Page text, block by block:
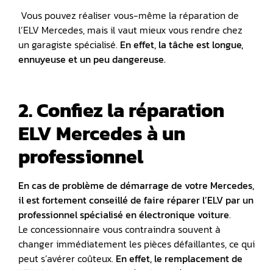
Vous pouvez réaliser vous-même la réparation de
l’ELV Mercedes, mais il vaut mieux vous rendre chez
un garagiste spécialisé. En effet, la tâche est longue,
ennuyeuse et un peu dangereuse.
2. Confiez la réparation
ELV Mercedes à un
professionnel
En cas de problème de démarrage de votre Mercedes,
il est fortement conseillé de faire réparer l’ELV par un
professionnel spécialisé enélectronique voiture.
Le concessionnaire vous contraindra souvent à
changer immédiatement les pièces défaillantes, ce qui
peut s’avérer coûteux. En effet, le remplacement de